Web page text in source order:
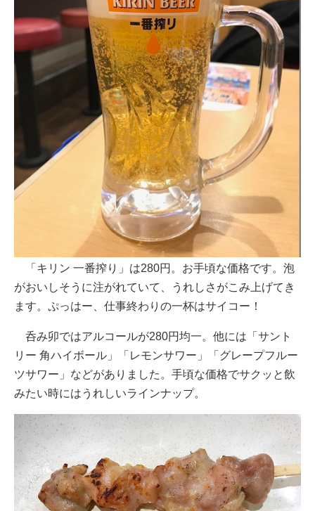
「キリン 一番搾り」は280円。お手頃な価格です。泡
がおいしそうに注がれていて、うれしさがこみ上げてき
ます。ぷっはー、仕事終わりの一杯はサイコー！
呑み卯ではアルコールが280円均一。他には「サント
リー 角ハイボール」「レモンサワー」「グレープフルー
ツサワー」などがありました。手頃な価格でサクッと飲
みたい時にはうれしいラインナップ。